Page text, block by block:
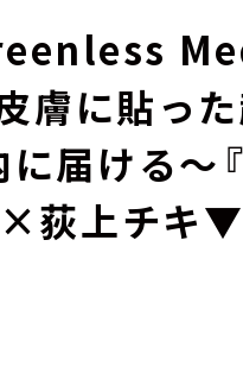
膚に貼っ
届ける～
荻上チキ